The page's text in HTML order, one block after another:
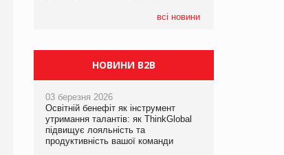
всі новини
компанія налічуватиме 374 магазини
НОВИНИ B2B
03 березня 2026
Освітній бенефіт як інструмент
утримання талантів: як ThinkGlobal
підвищує лояльність та
продуктивність вашої команди